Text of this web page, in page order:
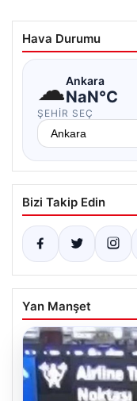
Hava Durumu
☁Ankara
NaN°C
ŞEHIR SEÇ
Bizi Takip Edin
Yan Manşet